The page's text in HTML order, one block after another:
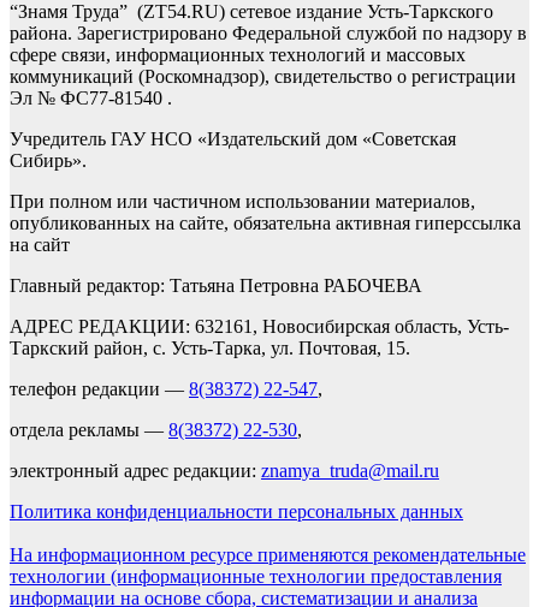
“Знамя Труда” (ZT54.RU) сетевое издание Усть-Таркского
района. Зарегистрировано Федеральной службой по надзору в
сфере связи, информационных технологий и массовых
коммуникаций (Роскомнадзор), свидетельство о регистрации
Эл № ФС77-81540 .
Учредитель ГАУ НСО «Издательский дом «Советская
Сибирь».
При полном или частичном использовании материалов,
опубликованных на сайте, обязательна активная гиперссылка
на сайт
Главный редактор: Татьяна Петровна РАБОЧЕВА
АДРЕС РЕДАКЦИИ: 632161, Новосибирская область, Усть-
Таркский район, с. Усть-Тарка, ул. Почтовая, 15.
телефон редакции — 8(38372) 22-547,
отдела рекламы — 8(38372) 22-530,
электронный адрес редакции: znamya_truda@mail.ru
Политика конфиденциальности персональных данных
На информационном ресурсе применяются рекомендательные
технологии (информационные технологии предоставления
информации на основе сбора, систематизации и анализа